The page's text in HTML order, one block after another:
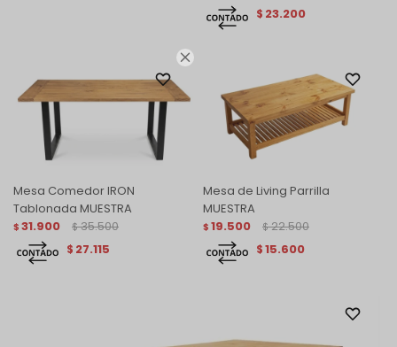

$ 23.200
Mesa Comedor IRON
Tablonada MUESTRA
$ 31.900 $ 35.500
$ 27.115
Mesa de Living Parrilla
MUESTRA
$ 19.500 $ 22.500
$15.600